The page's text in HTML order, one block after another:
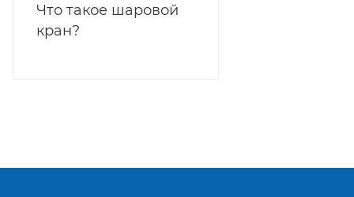
Что такое шаровой
кран?